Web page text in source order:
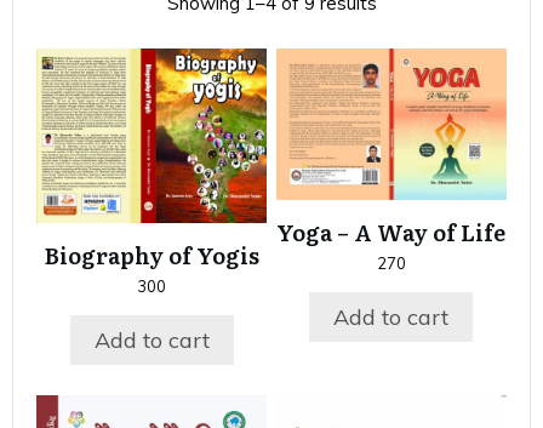
Biography of Yogis
300
Add to cart
Yoga – A Way of Life
270
Add to cart